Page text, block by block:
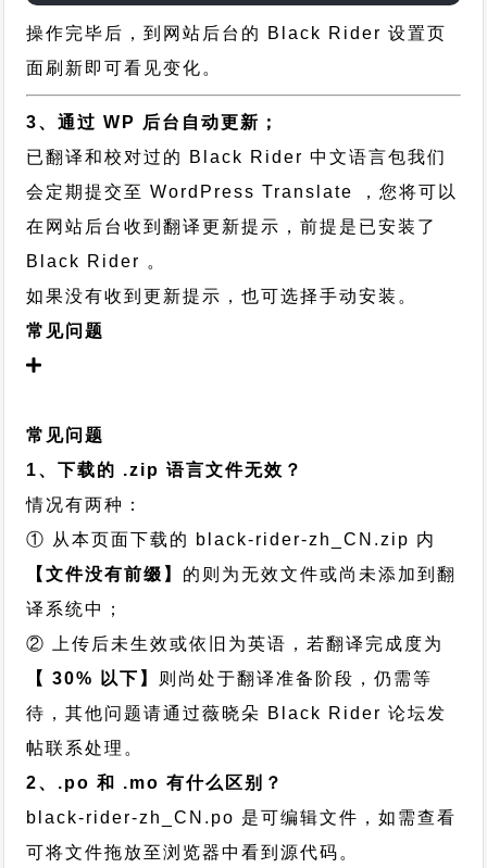
操作完毕后，到网站后台的 Black Rider 设置页
面刷新即可看见变化。
3、通过 WP 后台自动更新；
已翻译和校对过的 Black Rider 中文语言包我们
会定期提交至 WordPress Translate ，您将可以
在网站后台收到翻译更新提示，前提是已安装了
Black Rider 。
如果没有收到更新提示，也可选择手动安装。
常见问题
常见问题
1、下载的 .zip 语言文件无效？
情况有两种：
① 从本页面下载的 black-rider-zh_CN.zip 内
【文件没有前缀】 的则为无效文件或尚未添加到翻
译系统中；
② 上传后未生效或依旧为英语，若翻译完成度为
【 30% 以下】 则尚处于翻译准备阶段，仍需等
待，其他问题请通过薇晓朵 Black Rider 论坛发
帖联系处理。
2、.po 和 .mo 有什么区别？
black-rider-zh_CN.po 是可编辑文件，如需查看
可将文件拖放至浏览器中看到源代码。